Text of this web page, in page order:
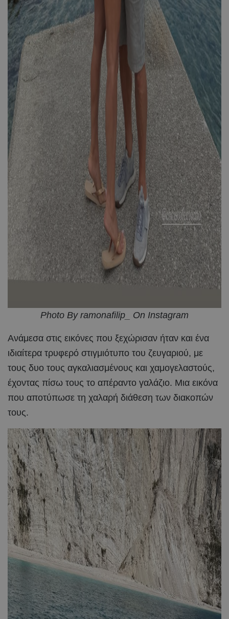
Photo By ramonafilip_ On Instagram
Ανάμεσα στις εικόνες που ξεχώρισαν ήταν και ένα
ιδιαίτερα τρυφερό στιγμιότυπο του ζευγαριού, με
τους δυο τους αγκαλιασμένους και χαμογελαστούς,
έχοντας πίσω τους το απέραντο γαλάζιο. Μια εικόνα
που αποτύπωσε τη χαλαρή διάθεση των διακοπών
τους.